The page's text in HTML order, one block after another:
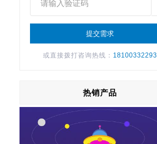
或直接拨打咨询热线： 18100332293
热销产品